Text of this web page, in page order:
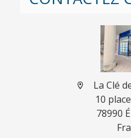
La Clé
10
78990